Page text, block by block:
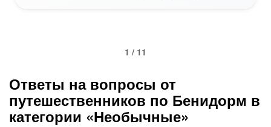
1 / 11
Ответы на вопросы от
путешественников по Бенидорм в
категории «Необычные»